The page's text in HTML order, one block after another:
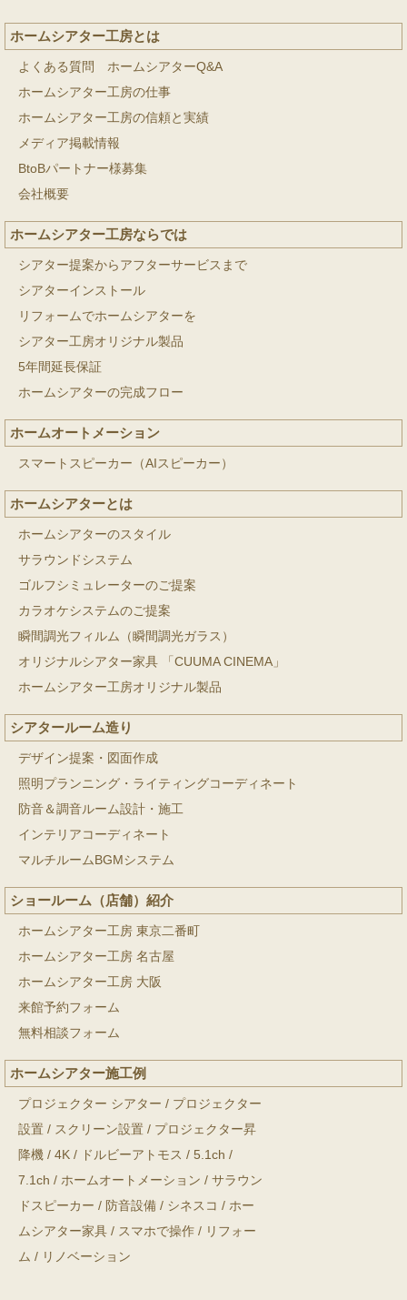
ホームシアター工房とは
よくある質問 ホームシアターQ&A
ホームシアター工房の仕事
ホームシアター工房の信頼と実績
メディア掲載情報
BtoBパートナー様募集
会社概要
ホームシアター工房ならでは
シアター提案からアフターサービスまで
シアターインストール
リフォームでホームシアターを
シアター工房オリジナル製品
5年間延長保証
ホームシアターの完成フロー
ホームオートメーション
スマートスピーカー（AIスピーカー）
ホームシアターとは
ホームシアターのスタイル
サラウンドシステム
ゴルフシミュレーターのご提案
カラオケシステムのご提案
瞬間調光フィルム（瞬間調光ガラス）
オリジナルシアター家具 「CUUMA CINEMA」
ホームシアター工房オリジナル製品
シアタールーム造り
デザイン提案・図面作成
照明プランニング・ライティングコーディネート
防音＆調音ルーム設計・施工
インテリアコーディネート
マルチルームBGMシステム
ショールーム（店舗）紹介
ホームシアター工房 東京二番町
ホームシアター工房 名古屋
ホームシアター工房 大阪
来館予約フォーム
無料相談フォーム
ホームシアター施工例
プロジェクター シアター / プロジェクター
設置 / スクリーン設置 / プロジェクター昇
降機 / 4K / ドルビーアトモス / 5.1ch /
7.1ch / ホームオートメーション / サラウン
ドスピーカー / 防音設備 / シネスコ / ホー
ムシアター家具 / スマホで操作 / リフォー
ム / リノベーション